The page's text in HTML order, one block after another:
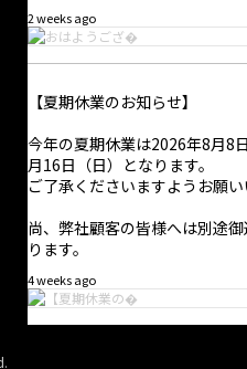
2 weeks ago
【夏期休業のお知らせ】
今年の夏期休業は2026年8月8
月16日（日）となります。
ご了承くださいますようお願い
尚、弊社顧客の皆様へは別途
ります。
4 weeks ago